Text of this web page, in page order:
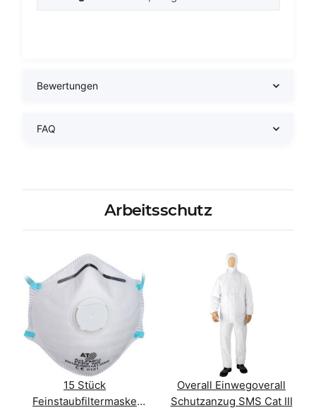
Bewertungen
FAQ
Arbeitsschutz
15 Stück
Feinstaubfiltermaske
Overall Einwegoverall
Schutzanzug SMS Cat III